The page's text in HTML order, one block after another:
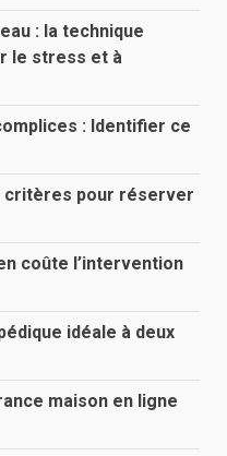
: la technique
le stress et à
: Identifier ce
critères pour réserver
coûte l’intervention
idéale à deux
maison en ligne